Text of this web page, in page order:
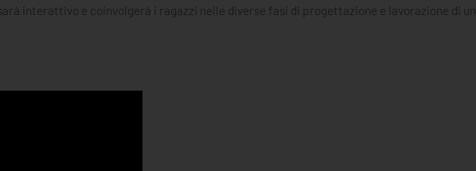
interattivo e coinvolgerà i ragazzi nelle diverse fasi di progettazione e lavorazione di un